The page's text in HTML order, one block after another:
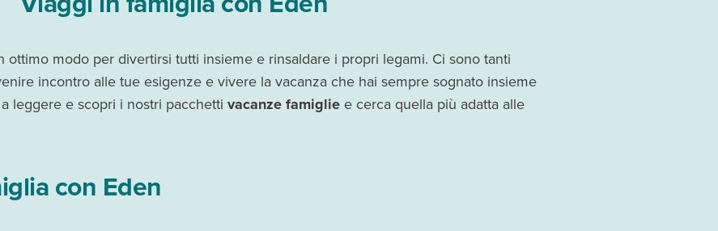
ottimo modo per divertirsi tutti insieme e rinsaldare i propri legami. Ci sono tanti
incontro alle tue esigenze e vivere la vacanza che hai sempre sognato insieme
leggere e scopri i nostri pacchetti vacanze famiglie e cerca quella più adatta alle
con Eden